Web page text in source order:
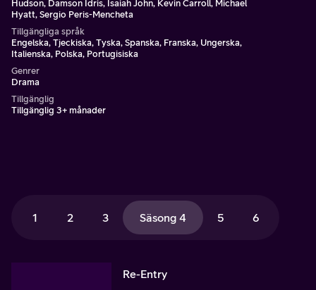
Hudson, Damson Idris, Isaiah John, Kevin Carroll, Michael
Hyatt, Sergio Peris-Mencheta
Tillgängliga språk
Engelska, Tjeckiska, Tyska, Spanska, Franska, Ungerska,
Italienska, Polska, Portugisiska
Genrer
Drama
Tillgänglig
Tillgänglig 3+ månader
1 2 3 Säsong 4 5 6
Re-Entry